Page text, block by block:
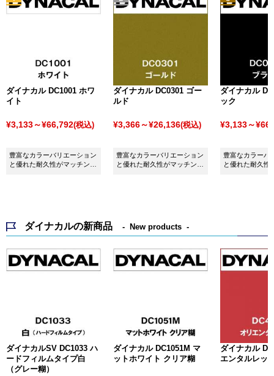
ダイナカル DC1001 ホワ
イト
¥3,133～¥66,792(税込)
豊富なカラーバリエーション
と優れた耐久性がマッチング
ダイナカル DC0301 ゴー
ルド
¥3,366～¥26,136(税込)
豊富なカラーバリエーション
と優れた耐久性がマッチング
ダイナカル
ック
¥3,133～
豊富なカラーバ
と優れた耐久性
ダイナカルの新商品 New products
ダイナカルSV DC1033 ハ
ードフィルムタイプ白
（グレー糊）
ダイナカル DC1051M マ
ットホワイト クリア糊
ダイナカル
エンタルレッ